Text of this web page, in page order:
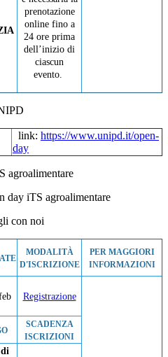
prenotazione
online fino a
24 ore prima
dell’inizio di
ciascun
evento.
link: https://www.unipd.it/open-
day
MODALITÀ
D'ISCRIZIONE
PER MAGGIORI
INFORMAZIONI
Registrazione
SCADENZA
ISCRIZIONI